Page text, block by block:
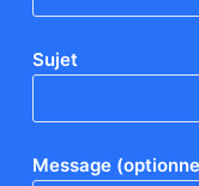
Sujet
Message